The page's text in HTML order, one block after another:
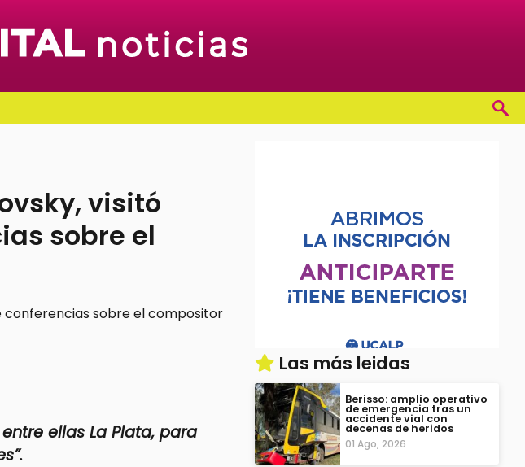
visitó
sobre el
ellas La Plata, para
Las más leidas
Berisso: amplio operativo
de emergencia tras un
accidente vial con
decenas de heridos
01 Ago, 2026